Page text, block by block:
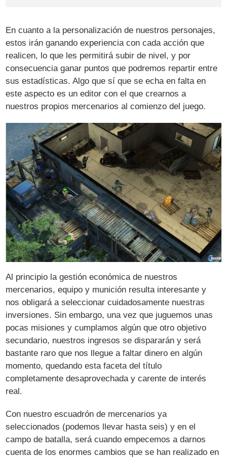
En cuanto a la personalización de nuestros personajes,
estos irán ganando experiencia con cada acción que
realicen, lo que les permitirá subir de nivel, y por
consecuencia ganar puntos que podremos repartir entre
sus estadísticas. Algo que sí que se echa en falta en
este aspecto es un editor con el que crearnos a
nuestros propios mercenarios al comienzo del juego.
Al principio la gestión económica de nuestros
mercenarios, equipo y munición resulta interesante y
nos obligará a seleccionar cuidadosamente nuestras
inversiones. Sin embargo, una vez que juguemos unas
pocas misiones y cumplamos algún que otro objetivo
secundario, nuestros ingresos se dispararán y será
bastante raro que nos llegue a faltar dinero en algún
momento, quedando esta faceta del título
completamente desaprovechada y carente de interés
real.
Con nuestro escuadrón de mercenarios ya
seleccionados (podemos llevar hasta seis) y en el
campo de batalla, será cuando empecemos a darnos
cuenta de los enormes cambios que se han realizado en